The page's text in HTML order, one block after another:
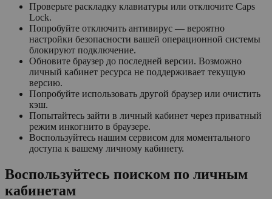
Проверьте раскладку клавиатуры или отключите Caps
Lock.
Попробуйте отключить антивирус — вероятно
настройки безопасности вашей операционной системы
блокируют подключение.
Обновите браузер до последней версии. Возможно
личный кабинет ресурса не поддерживает текущую
версию.
Попробуйте использовать другой браузер или очистить
кэш.
Попытайтесь зайти в личный кабинет через приватный
режим инкогнито в браузере.
Воспользуйтесь нашим сервисом для моментального
доступа к вашему личному кабинету.
Воспользуйтесь поиском по личным
кабинетам